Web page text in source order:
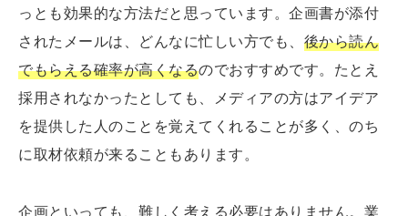
っとも効果的な方法だと思っています。企画書が添付
されたメールは、どんなに忙しい方でも、 後から読ん
でもらえる確率が高くなるのでおすすめです。たとえ
採用されなかったとしても、メディアの方はアイデア
を提供した人のことを覚えてくれることが多く、のち
に取材依頼が来ることもあります。
企画といっても、難しく考える必要はありません。業